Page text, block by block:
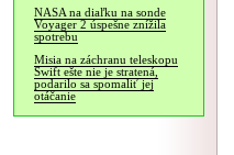
NASA na diaľku na sonde
Voyager 2 úspešne znížila
spotrebu
Misia na záchranu teleskopu
Swift ešte nie je stratená,
podarilo sa spomaliť jej
otáčanie